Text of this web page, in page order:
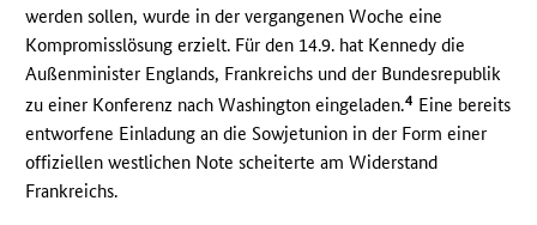
werden sollen, wurde in der vergangenen Woche eine
Kompromisslösung erzielt. Für den 14.9. hat Kennedy die
Außenminister Englands, Frankreichs und der Bundesrepublik
zu einer Konferenz nach Washington eingeladen.4 Eine bereits
entworfene Einladung an die Sowjetunion in der Form einer
offiziellen westlichen Note scheiterte am Widerstand
Frankreichs.